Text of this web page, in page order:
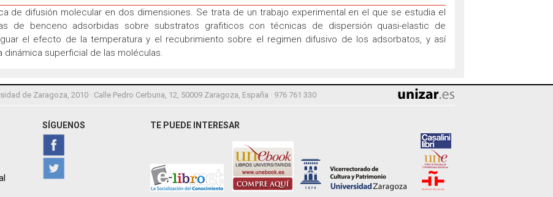
de difusión molecular en dos dimensiones. Se trata de un trabajo experimental en el que se estudia el
de benceno adsorbidas sobre substratos grafiticos con técnicas de dispersión quasi-elastic de
el efecto de la temperatura y el recubrimiento sobre el regimen difusivo de los adsorbatos, y así
superficial de las moléculas.
de Zaragoza, 2010 · Calle Pedro Cerbuna, 12, 50009 Zaragoza, España · 976 761 330
SÍGUENOS TE PUEDE INTERESAR